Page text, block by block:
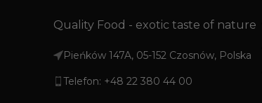
Quality Food - exotic taste of nature
Pieńków 147A, 05-152 Czosnów, Polska
Telefon: +48 22 380 44 00